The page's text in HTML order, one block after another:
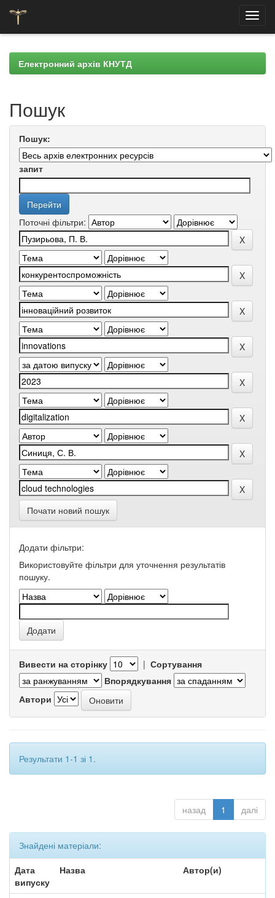
navigationЕлектронний архів КНУТД
Пошук
Пошук:
запит
Поточні фільтри:
Почати новий пошук
Додати фільтри:
Використовуйте фільтри для уточнення результатів
пошуку.
Вивести на сторінку | Сортування
Впорядкування
Автори
Результати 1-1 зі 1.
назад 1 далі
Знайдені матеріали:
Дата
випуску
Назва Автор(и)